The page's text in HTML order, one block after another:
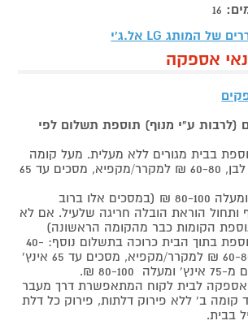
16
של המותג LG אל.ג'י
אספקה
(לרבות ע"י מנוף) תוספת תשלום לפי
בבית מגורים ללא מעלית. מעל קומה
ב' 40-50 ₪ למוצר לבן, 60-80 ₪ למקרר/מקפיא, מסכים עד 65
מסכים מ-75 אינץ' ומעלה 80-100 ₪ (במסכים אלו ברוב
ותחול הוראת הובלה חריגה שלעיל. אם לא
הקומות כבר מהקומה הראשונה)
הובלה לכל קומה נוספת בתוך הבית כרוכה בתשלום נוסף: 40-
50 ₪ למוצר לבן, 60-80 ₪ למקרר/מקפיא, מסכים עד 65 אינץ'
לבית לקוח המתאפשרת דרך מעבר
קומה ב' ללא פירוק דלתות, פירוק כל דלת